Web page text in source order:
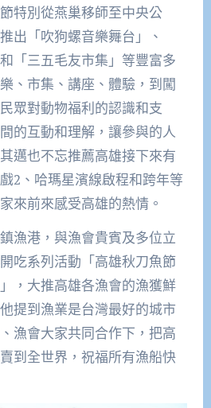
特別從燕巢移師至中央公
出「吹狗螺音樂舞台」、
「三五毛友市集」等豐富多
、市集、講座、體驗，到闖
眾對動物福利的認識和支
的互動和理解，讓參與的人
邁也不忘推薦高雄接下來有
2、哈瑪星濱線啟程和跨年等
來前來感受高雄的熱情。
漁港，與漁會貴賓及多位立
吃系列活動「高雄秋刀魚節
，大推高雄各漁會的漁獲鮮
提到漁業是台灣最好的城市
漁會大家共同合作下，把高
到全世界，祝福所有漁船快